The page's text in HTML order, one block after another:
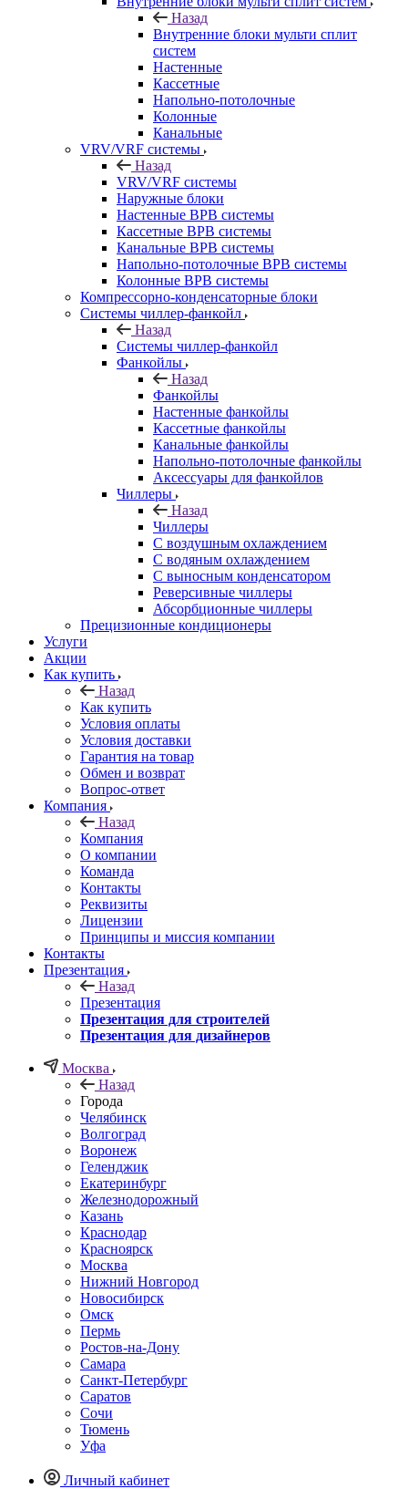
Назад
Внутренние блоки мульти сплит
систем
Настенные
Кассетные
Напольно-потолочные
Колонные
Канальные
VRV/VRF системы
Назад
VRV/VRF системы
Наружные блоки
Настенные ВРВ системы
Кассетные ВРВ системы
Канальные ВРВ системы
Напольно-потолочные ВРВ системы
Колонные ВРВ системы
Компрессорно-конденсаторные блоки
Системы чиллер-фанкойл
Назад
Системы чиллер-фанкойл
Фанкойлы
Назад
Фанкойлы
Настенные фанкойлы
Кассетные фанкойлы
Канальные фанкойлы
Напольно-потолочные фанкойлы
Аксессуары для фанкойлов
Чиллеры
Назад
Чиллеры
С воздушным охлаждением
С водяным охлаждением
С выносным конденсатором
Реверсивные чиллеры
Абсорбционные чиллеры
Прецизионные кондиционеры
Услуги
Акции
Как купить
Назад
Как купить
Условия оплаты
Условия доставки
Гарантия на товар
Обмен и возврат
Вопрос-ответ
Компания
Назад
Компания
О компании
Команда
Контакты
Реквизиты
Лицензии
Принципы и миссия компании
Контакты
Презентация
Назад
Презентация
Презентация для строителей
Презентация для дизайнеров
Москва
Назад
Города
Челябинск
Волгоград
Воронеж
Геленджик
Екатеринбург
Железнодорожный
Казань
Краснодар
Красноярск
Москва
Нижний Новгород
Новосибирск
Омск
Пермь
Ростов-на-Дону
Самара
Санкт-Петербург
Саратов
Сочи
Тюмень
Уфа
Личный кабинет